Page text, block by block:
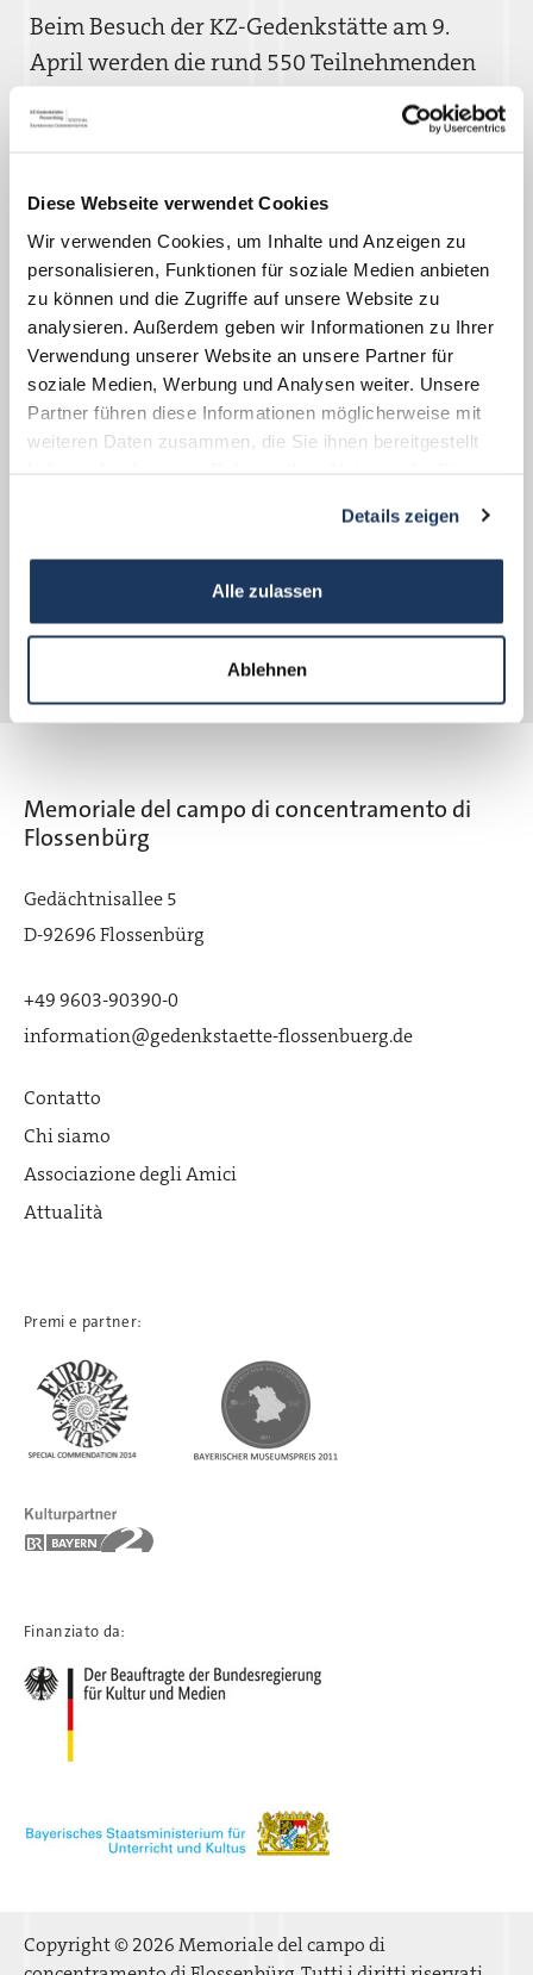
Diese Webseite verwendet Cookies
Wir verwenden Cookies, um Inhalte und Anzeigen zu
personalisieren, Funktionen für soziale Medien anbieten
zu können und die Zugriffe auf unsere Website zu
analysieren. Außerdem geben wir Informationen zu Ihrer
Verwendung unserer Website an unsere Partner für
soziale Medien, Werbung und Analysen weiter. Unsere
Partner führen diese Informationen möglicherweise mit
weiteren Daten zusammen, die Sie ihnen bereitgestellt
Details zeigen
Alle zulassen
Ablehnen
Beim Besuch der KZ-Gedenkstätte am 9.
April werden die rund 550 Teilnehmenden
nach einer Einführung durch Mitarbeitende
der Bildungsabteilung zunächst das
ehemaligen Steinbruch besichtigen. Um 13
Uhr findet im ehemaligen Arresthof eine
Gedenkzeremonie statt, unter Mitwirkung
des Bürgermeisters von Cremona und des
Präsidenten der Provinz von Cremona.
Vonseiten der KZ-Gedenkstätte werden die
Leiterin der Bildungsabteilung, Dr. Christa
Schikorra, und der Vorsitzende des
sprechen. Im Anschluss findet eine
Kranzniederlegung im Tal des Todes statt.
Memoriale del campo di concentramento di
Flossenbürg
Gedächtnisallee 5
D-92696 Flossenbürg
+49 9603-90390-0
information@gedenkstaette-flossenbuerg.de
Contatto
Chi siamo
Associazione degli Amici
Attualità
Premi e partner:
Finanziato da:
Copyright © 2026 Memoriale del campo di